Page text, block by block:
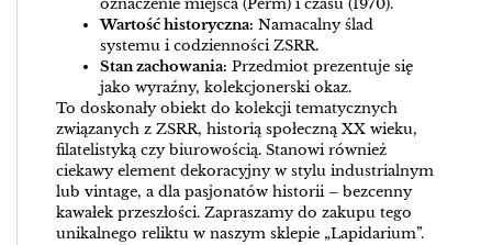
oznaczenie miejsca (Perm) i czasu (1970).
Wartość historyczna: Namacalny ślad
systemu i codzienności ZSRR.
Stan zachowania: Przedmiot prezentuje się
jako wyraźny, kolekcjonerski okaz.
To doskonały obiekt do kolekcji tematycznych
związanych z ZSRR, historią społeczną XX wieku,
filatelistyką czy biurowością. Stanowi również
ciekawy element dekoracyjny w stylu industrialnym
lub vintage, a dla pasjonatów historii – bezcenny
kawałek przeszłości. Zapraszamy do zakupu tego
unikalnego reliktu w naszym sklepie „Lapidarium”.